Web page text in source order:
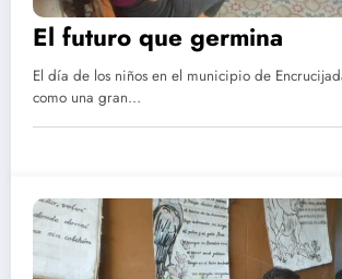
El futuro que germina
El día de los niños en el municipio de
como una gran…